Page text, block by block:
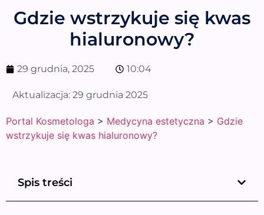
Gdzie wstrzykuje się kwas
hialuronowy?
29 grudnia, 2025 10:04
Aktualizacja: 29 grudnia 2025
Portal Kosmetologa > Medycyna estetyczna > Gdzie
wstrzykuje się kwas hialuronowy?
Spis treści